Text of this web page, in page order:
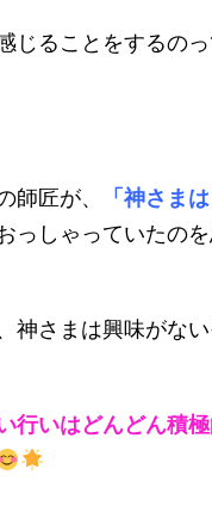
じることをするの
師匠が、
「神さま
っしゃっていたの
神さまは興味がな
行いはどんどん積